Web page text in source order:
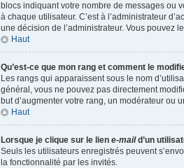
blocs indiquant votre nombre de messages ou
à chaque utilisateur. C’est à l’administrateur
une décision de l’administrateur. Vous pouvez
Haut
Qu’est-ce que mon rang et comment le
Les rangs qui apparaissent sous le nom
général, vous ne pouvez pas directement
but d’augmenter votre rang, un modérateur ou
Haut
Lorsque je clique sur le lien e-maild’un
Seuls les utilisateurs enregistrés peuvent
la fonctionnalité par les invités.